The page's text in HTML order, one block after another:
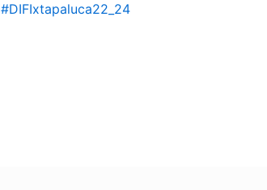
#DIFIxtapaluca22_24